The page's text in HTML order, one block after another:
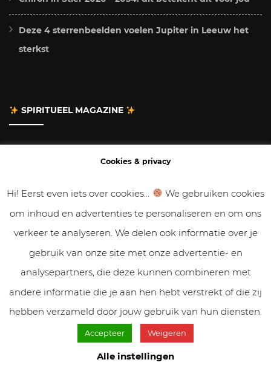
Deze 4 sterrenbeelden voelen Jupiter in Leeuw het
sterkst
SPIRITUEEL MAGAZINE
Gastbloggen
Samenwerken
Cookies & Privacy
© VolleMaanKalender.nl 2019 - 2025 // NadiZoetebier.nl //
Cookiebeleid & privacy
Cookies & privacy
Hi! Eerst even iets over cookies...
We gebruiken cookies
om inhoud en advertenties te personaliseren en om ons
verkeer te analyseren. We delen ook informatie over je
gebruik van onze site met onze advertentie- en
analysepartners, die deze kunnen combineren met
andere informatie die je aan hen hebt verstrekt of die zij
hebben verzameld door jouw gebruik van hun diensten.
Accepteer Weigeren
Alle instellingen